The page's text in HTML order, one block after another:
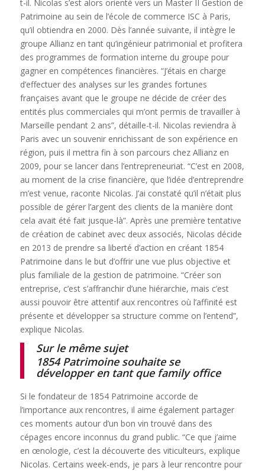
t-il. Nicolas s’est alors orienté vers un Master II Gestion de
Patrimoine au sein de l’école de commerce ISC à Paris,
qu’il obtiendra en 2000. Dès l’année suivante, il intègre le
groupe Allianz en tant qu’ingénieur patrimonial et profitera
des programmes de formation interne du groupe pour
gagner en compétences financières. “J’étais en charge
d’effectuer des analyses sur les grandes fortunes
françaises avant que le groupe ne décide de créer des
entités plus commerciales qui m’ont permis de travailler à
Marseille pendant 2 ans”, détaille-t-il. Nicolas reviendra à
Paris avec un souvenir enrichissant de son expérience en
région, puis il mettra fin à son parcours chez Allianz en
2009, pour se lancer dans l’entrepreneuriat. “C’est en 2008,
au moment de la crise financière, que l’idée d’entreprendre
m’est venue, raconte Nicolas. J’ai constaté qu’il n’était plus
possible de gérer l’argent des clients de la manière dont
cela avait été fait jusque-là”. Après une première tentative
de création de cabinet avec deux associés, Nicolas décide
en 2013 de prendre sa liberté d’action en créant 1854
Patrimoine dans le but d’offrir une vue plus objective et
plus familiale de la gestion de patrimoine. “Créer son
entreprise, c’est s’affranchir d’une hiérarchie, mais c’est
aussi pouvoir être attentif aux rencontres où l’affinité est
présente et développer sa structure comme on l’entend”,
explique Nicolas.
Sur le même sujet
1854 Patrimoine souhaite se
développer en tant que family office
Si le fondateur de 1854 Patrimoine accorde de
l’importance aux rencontres, il aime également partager
ces moments autour d’un bon vin trouvé dans des
cépages encore inconnus du grand public. “Ce que j’aime
en œnologie, c’est la découverte des viticulteurs, explique
Nicolas. Certains week-ends, je pars à leur rencontre pour